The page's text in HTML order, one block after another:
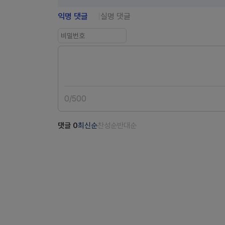
익명 댓글 실명 댓글
0/500
댓글 0최신순찬성순반대순